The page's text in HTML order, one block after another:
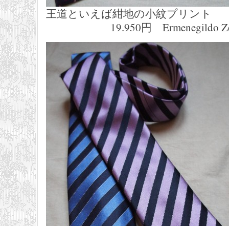
王道といえば紺地の小紋プリント
19.950円 Ermenegildo